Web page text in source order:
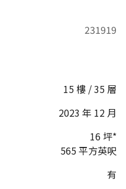
231919
15 樓 / 35 層
2023 年 12 月
16 坪*
565 平方英呎
有